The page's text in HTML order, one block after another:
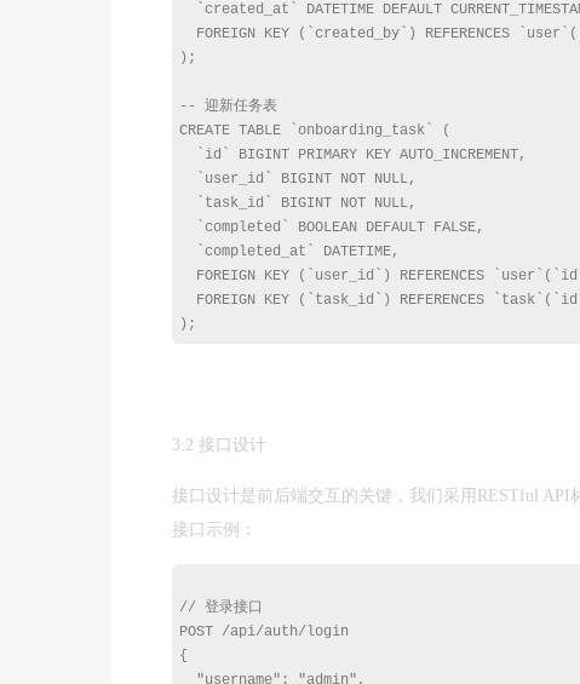
`created_at` DATETIME DEFAULT
FOREIGN KEY (`created_by`) REFERENCES
);
-- 迎新任务表
CREATE TABLE `onboarding_task` (
  `id` BIGINT PRIMARY KEY AUTO_INCREMENT,
  `user_id` BIGINT NOT NULL,
  `task_id` BIGINT NOT NULL,
  `completed` BOOLEAN DEFAULT FALSE,
  `completed_at` DATETIME,
FOREIGN KEY (`user_id`) REFERENCES
FOREIGN KEY (`task_id`) REFERENCES
3.2 接口设计
接口设计是前后端交互的关键，我们采用RESTful
接口示例：
// 登录接口
POST /api/auth/login
{
  "username": "admin",